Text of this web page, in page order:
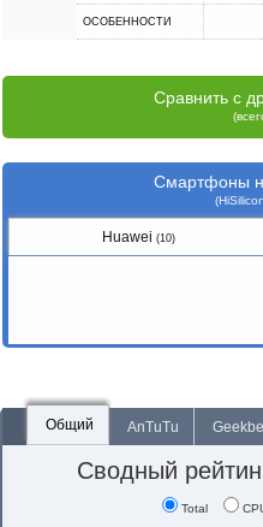
ОСОБЕННОСТИ
Сравнить с
Смартфоны
Huawei(10)
Общий AnTuTu
Сводный
Total